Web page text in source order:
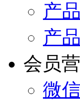
产
产
会员
微